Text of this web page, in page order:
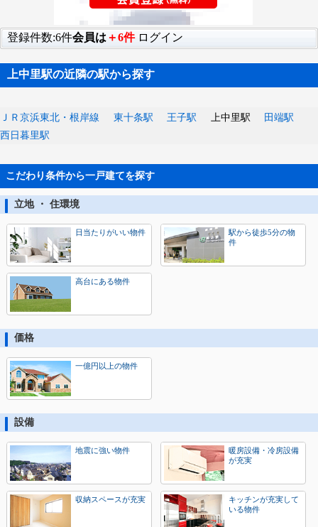
登録件数:6件会員は ＋6件 ログイン
上中里駅の近隣の駅から探す
ＪＲ京浜東北・根岸線 東十条駅 王子駅 上中里駅
田端駅
西日暮里駅
こだわり条件から一戸建てを探す
立地 ・ 住環境
日当たりがいい物件
駅から徒歩5分の物
件
高台にある物件
価格
一億円以上の物件
設備
地震に強い物件
暖房設備・冷房設備
が充実
収納スペースが充実
キッチンが充実して
いる物件